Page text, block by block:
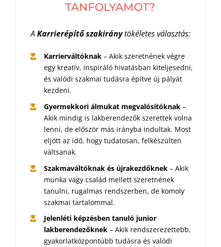
TANFOLYAMOT?
AKarrierépítő szakiránytökéletes választás:
Karrierváltóknak– Akik szeretnének végre
egy kreatív, inspiráló hivatásban kiteljesedni,
és valódi szakmai tudásra építve új pályát
kezdeni.
Gyermekkori álmukat megvalósítóknak–
Akik mindig is lakberendezők szerettek volna
lenni, de először más irányba indultak. Most
eljött az idő, hogy tudatosan, felkészülten
váltsanak.
Szakmaváltóknak és újrakezdőknek– Akik
munka vagy család mellett szeretnének
tanulni, rugalmas rendszerben, de komoly
szakmai tartalommal.
Jelenléti képzésben tanuló junior
lakberendezőknek– Akik rendszerezettebb,
gyakorlatközpontúbb tudásra és valódi